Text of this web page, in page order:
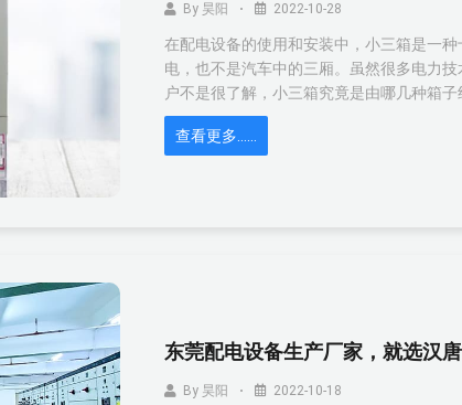
By 昊阳 2022-10-28
在配电设备的使用和安装中，小三箱是一
电，也不是汽车中的三厢。虽然很多电力
户不是很了解，小三箱究竟是由哪几种箱
查看更多……
东莞配电设备生产厂家，就选汉
By 昊阳 2022-10-18